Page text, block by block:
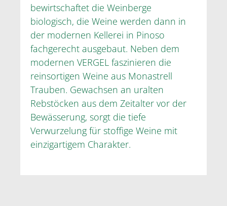
bewirtschaftet die Weinberge
biologisch, die Weine werden dann in
der modernen Kellerei in Pinoso
fachgerecht ausgebaut. Neben dem
modernen VERGEL faszinieren die
reinsortigen Weine aus Monastrell
Trauben. Gewachsen an uralten
Rebstöcken aus dem Zeitalter vor der
Bewässerung, sorgt die tiefe
Verwurzelung für stoffige Weine mit
einzigartigem Charakter.